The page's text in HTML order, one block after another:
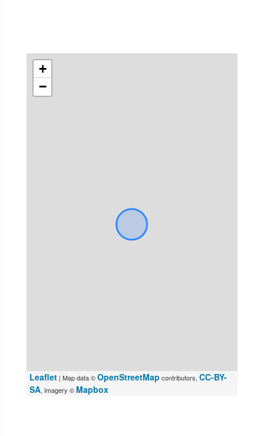
+
−
Leaflet | Map data ©OpenStreetMap contributors, CC-BY-
SA, Imagery © Mapbox